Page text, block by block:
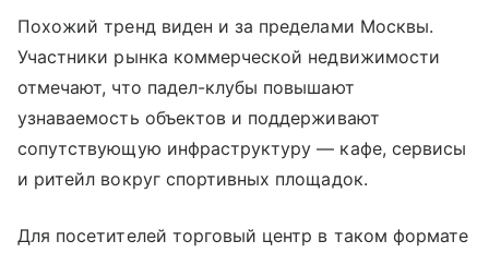
Похожий тренд виден и за пределами Москвы.
Участники рынка коммерческой недвижимости
отмечают, что падел-клубы повышают
узнаваемость объектов и поддерживают
сопутствующую инфраструктуру — кафе, сервисы
и ритейл вокруг спортивных площадок.
Для посетителей торговый центр в таком формате